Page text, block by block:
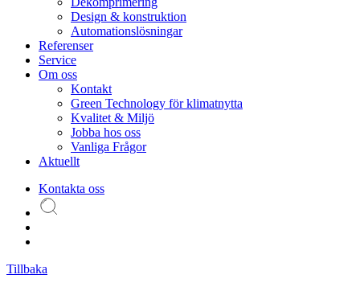
Design & konstruktion
Automationslösningar
Referenser
Service
Om oss
Kontakt
Green Technology för klimatnytta
Kvalitet & Miljö
Jobba hos oss
Vanliga Frågor
Aktuellt
Kontakta oss
Tillbaka